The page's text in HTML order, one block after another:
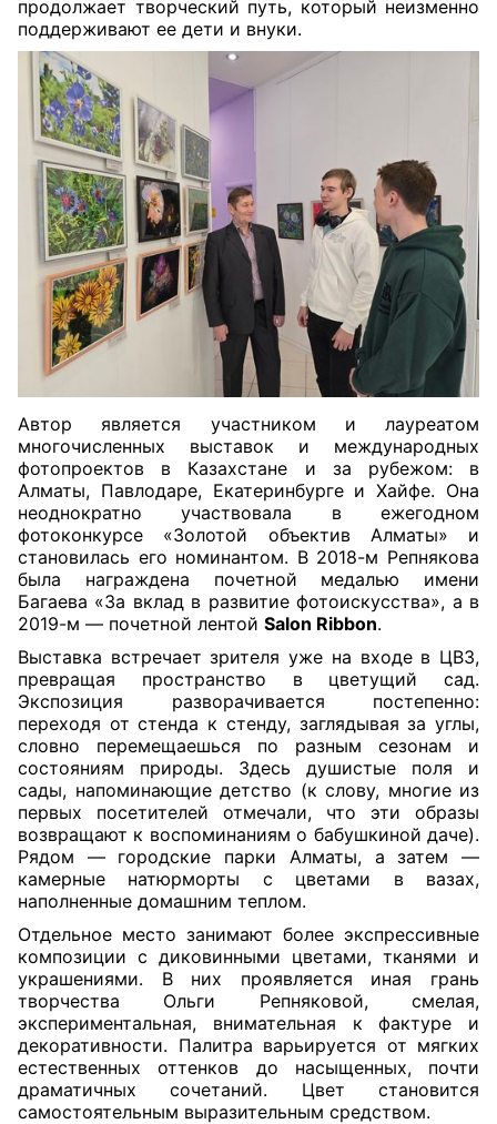
продолжает творческий путь, который неизменно
поддерживают ее дети и внуки.
Автор является участником и лауреатом
многочисленных выставок и международных
фотопроектов в Казахстане и за рубежом: в
Алматы, Павлодаре, Екатеринбурге и Хайфе. Она
неоднократно участвовала в ежегодном
фотоконкурсе «Золотой объектив Алматы» и
становилась его номинантом. В 2018-м Репнякова
была награждена почетной медалью имени
Багаева «За вклад в развитие фотоискусства», а в
2019-м — почетной лентой Salon Ribbon.
Выставка встречает зрителя уже на входе в ЦВЗ,
превращая пространство в цветущий сад.
Экспозиция разворачивается постепенно:
переходя от стенда к стенду, заглядывая за углы,
словно перемещаешься по разным сезонам и
состояниям природы. Здесь душистые поля и
сады, напоминающие детство (к слову, многие из
первых посетителей отмечали, что эти образы
возвращают к воспоминаниям о бабушкиной даче).
Рядом — городские парки Алматы, а затем —
камерные натюрморты с цветами в вазах,
наполненные домашним теплом.
Отдельное место занимают более экспрессивные
композиции с диковинными цветами, тканями и
украшениями. В них проявляется иная грань
творчества Ольги Репняковой, смелая,
экспериментальная, внимательная к фактуре и
декоративности. Палитра варьируется от мягких
естественных оттенков до насыщенных, почти
драматичных сочетаний. Цвет становится
самостоятельным выразительным средством.